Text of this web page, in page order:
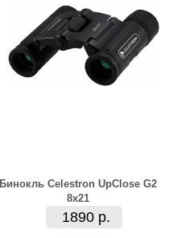
Бинокль Celestron UpClose G2
8x21
1890 р.